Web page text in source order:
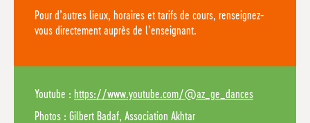
Pour d’autres lieux, horaires et tarifs de cours, renseignez-
vous directement auprès de l’enseignant.
Youtube : https://www.youtube.com/@az_ge_dances
Photos : Gilbert Badaf, Association Akhtar